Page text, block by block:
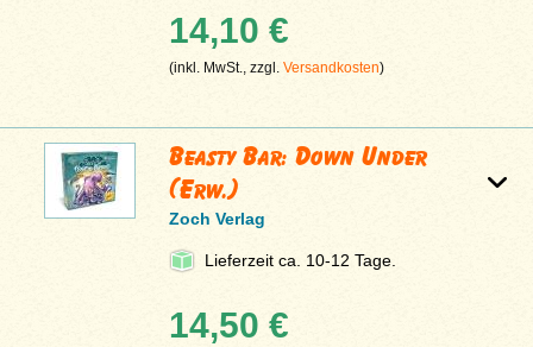
14,10 €
(inkl. MwSt., zzgl.Versandkosten)
Beasty Bar: Down Under
(Erw.)
Zoch Verlag
Lieferzeit ca. 10-12 Tage.
14,50 €